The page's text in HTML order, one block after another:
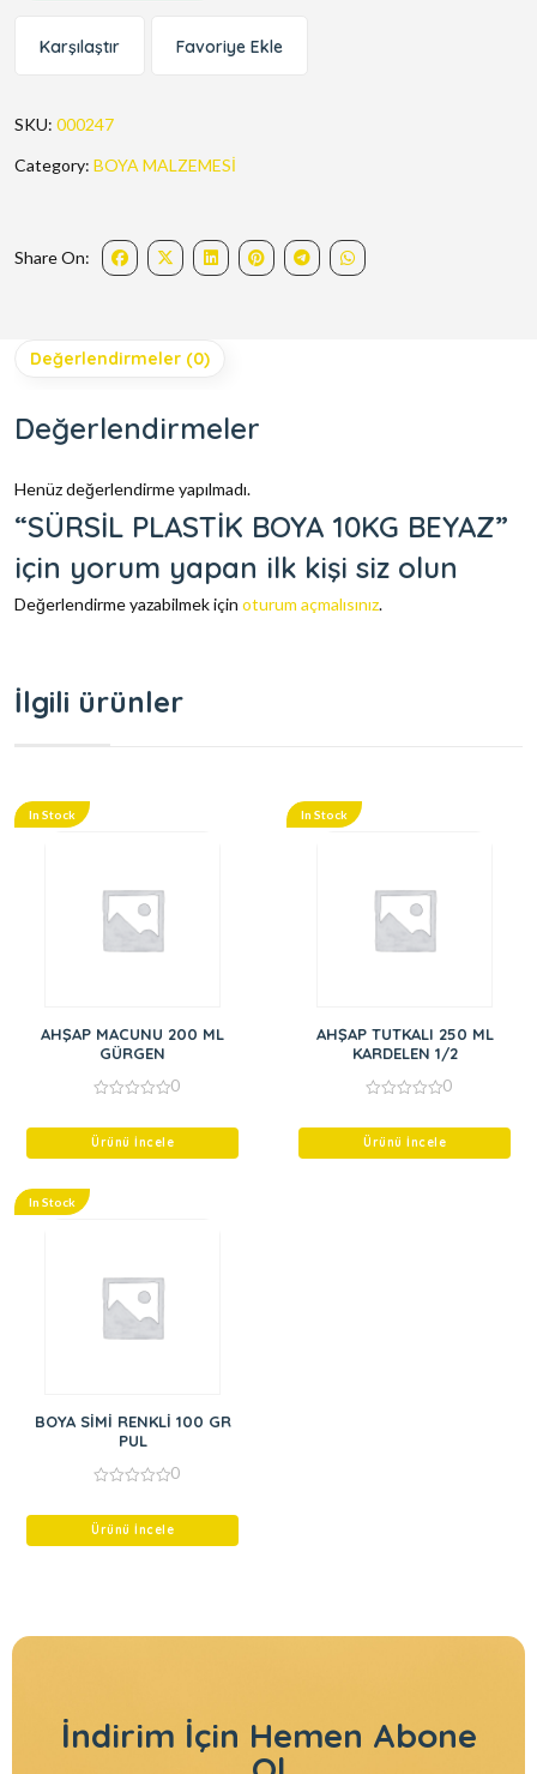
Karşılaştır Favoriye Ekle
SKU: 000247
Category: BOYA MALZEMESİ
Share On:
Değerlendirmeler (0)
Değerlendirmeler
Henüz değerlendirme yapılmadı.
“SÜRSİL PLASTİK BOYA 10KG BEYAZ”
için yorum yapan ilk kişi siz olun
Değerlendirme yazabilmek için oturum açmalısınız.
İlgili ürünler
In Stock
AHŞAP MACUNU 200 ML
GÜRGEN
of
0
Ürünü İncele
In Stock
AHŞAP TUTKALI 250 ML
KARDELEN 1/2
of
0
Ürünü İncele
In Stock
BOYA SİMİ RENKLİ 100 GR
PUL
of
0
Ürünü İncele
İndirim İçin Hemen Abone